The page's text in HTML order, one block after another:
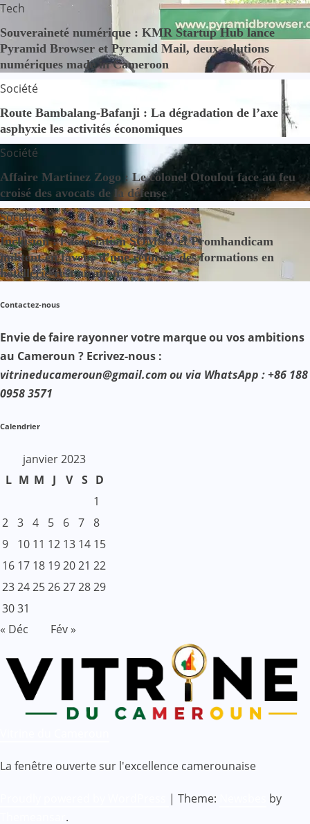
Tech
Souveraineté numérique : KMR Startup Hub lance
Pyramid Browser et Pyramid Mail, deux solutions
numériques made in Cameroon
Société
Route Bambalang-Bafanji : La dégradation de l’axe
asphyxie les activités économiques
Société
Affaire Martinez Zogo : Le colonel Otoulou face au feu
croisé des avocats de la défense
Société
Inclusion : l’association SOMSO et Promhandicam
militent en faveur d’une réforme des formations en
hôtellerie-restauration
Contactez-nous
Envie de faire rayonner votre marque ou vos ambitions
au Cameroun ? Ecrivez-nous :
vitrineducameroun@gmail.com ou via WhatsApp : +86 188
0958 3571
Calendrier
janvier 2023
L M M J V S D
1
2 3 4 5 6 7 8
9
10 11 12 13 14 15
16 17 18 192021 22
23242526272829
3031
« Déc
Fév »
La fenêtre ouverte sur l'excellence camerounaise
| Theme:
by
.